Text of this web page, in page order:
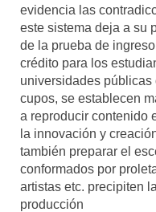
evidencia las
este sistema deja a su
de la prueba de
crédito para los
universidades públicas
cupos, se establecen
a reproducir contenido
la innovación y
también preparar el
conformados por
artistas etc. precipiten
producción